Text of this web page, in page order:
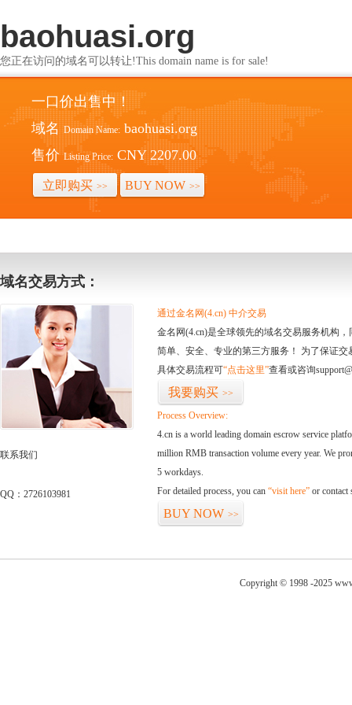
baohuasi.org
您正在访问的域名可以转让!This domain name is for sale!
一口价出售中！
域名 Domain Name: baohuasi.org
售价 Listing Price: CNY 2207.00
立即购买 >> BUY NOW >>
域名交易方式：
联系我们
QQ：2726103981
通过金名网(4.cn) 中介交易
金名网(4.cn)是全球领先的域名交易服务机构
简单、安全、专业的第三方服务！ 为了保证
具体交易流程可“点击这里”查看或咨询
我要购买 >>
Process Overview:
4.cn is a world leading domain escrow service
million RMB transaction volume every year. We
5 workdays.
For detailed process, you can “visit here” or contact
BUY NOW >>
Copyright © 1998 -2025